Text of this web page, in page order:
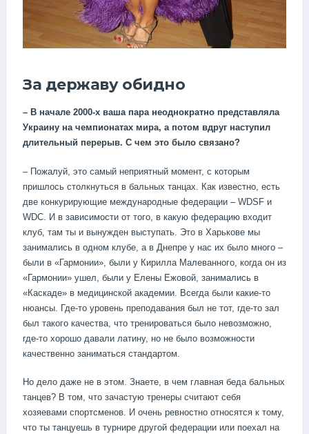
За державу обидно
– В начале 2000-х ваша пара неоднократно представляла
Украину на чемпионатах мира, а потом вдруг наступил
длительный перерыв. С чем это было связано?
– Пожалуй, это самый неприятный момент, с которым
пришлось столкнуться в бальных танцах. Как известно, есть
две конкурирующие международные федерации – WDSF и
WDC. И в зависимости от того, в какую федерацию входит
клуб, там ты и вынужден выступать. Это в Харькове мы
занимались в одном клубе, а в Днепре у нас их было много –
были в «Гармонии», были у Кирилла Малеванного, когда он из
«Гармонии» ушел, были у Елены Ежовой, занимались в
«Каскаде» в медицинской академии. Всегда были какие-то
нюансы. Где-то уровень преподавания был не тот, где-то зал
был такого качества, что тренироваться было невозможно,
где-то хорошо давали латину, но не было возможности
качественно заниматься стандартом.
Но дело даже не в этом. Знаете, в чем главная беда бальных
танцев? В том, что зачастую тренеры считают себя
хозяевами спортсменов. И очень ревностно относятся к тому,
что ты танцуешь в турнире другой федерации или поехал на